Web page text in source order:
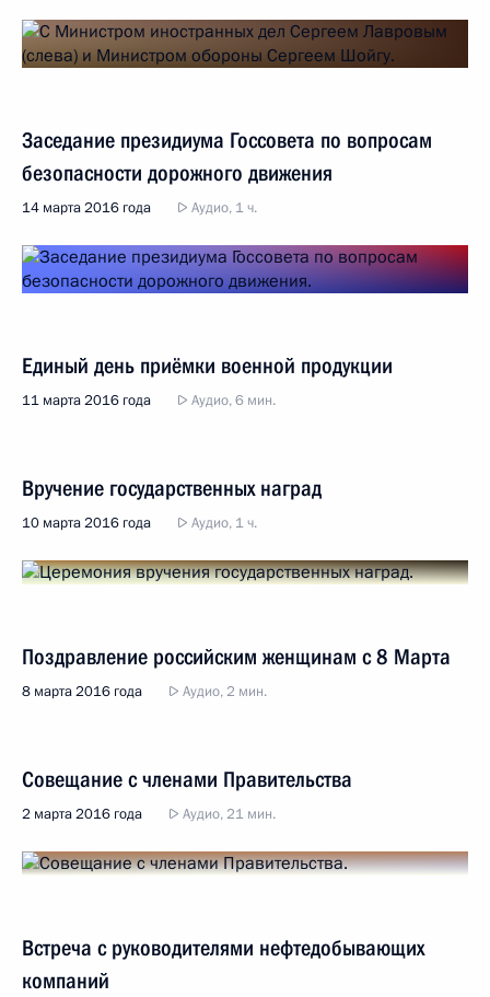
Заседание президиума Госсовета по вопросам
безопасности дорожного движения
14 марта 2016 года Аудио, 1 ч.
Единый день приёмки военной продукции
11 марта 2016 года Аудио, 6 мин.
Вручение государственных наград
10 марта 2016 года Аудио, 1 ч.
Поздравление российским женщинам с 8 Марта
8 марта 2016 года Аудио, 2 мин.
Совещание с членами Правительства
2 марта 2016 года Аудио, 21 мин.
Встреча с руководителями нефтедобывающих
компаний